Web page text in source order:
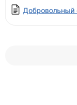
Добровольный